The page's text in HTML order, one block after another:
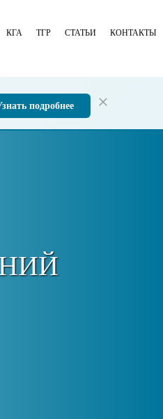
КГА ТГР СТАТЬИ КОНТАКТЫ
подробнее